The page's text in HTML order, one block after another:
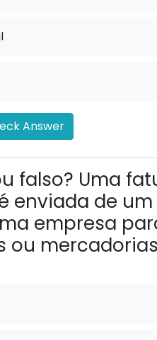
Answer
falso? Uma
enviada de um
empresa
ou